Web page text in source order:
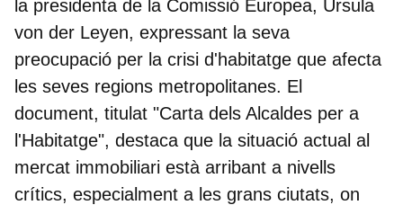
la presidenta de la Comissió Europea, Ursula
von der Leyen, expressant la seva
preocupació per la crisi d'habitatge que afecta
les seves regions metropolitanes. El
document, titulat "Carta dels Alcaldes per a
l'Habitatge", destaca que la situació actual al
mercat immobiliari està arribant a nivells
crítics, especialment a les grans ciutats, on